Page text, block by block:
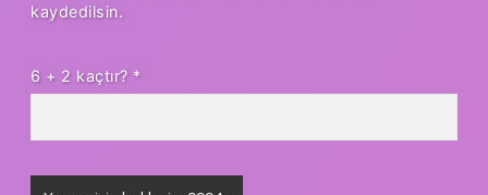
kaydedilsin.
6 + 2 kaçtır? *